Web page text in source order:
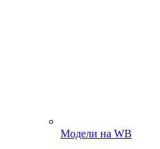
Модели на WB